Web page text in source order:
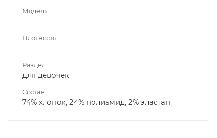
Модель
Плотность
Раздел
для девочек
Состав
74% хлопок, 24% полиамид, 2% эластан